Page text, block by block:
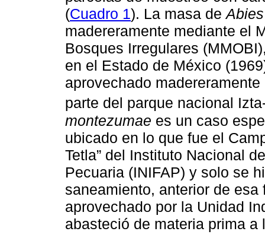
(Cuadro 1). La masa de
madereramente mediante el
Bosques Irregulares
en el Estado de México
aprovechado
parte del parque nacional
montezumae es un caso
ubicado en lo que fue el
Tetla” del Instituto Nacional
Pecuaria (INIFAP) y solo se
saneamiento, anterior de
aprovechado por la Unidad
abasteció de materia prima